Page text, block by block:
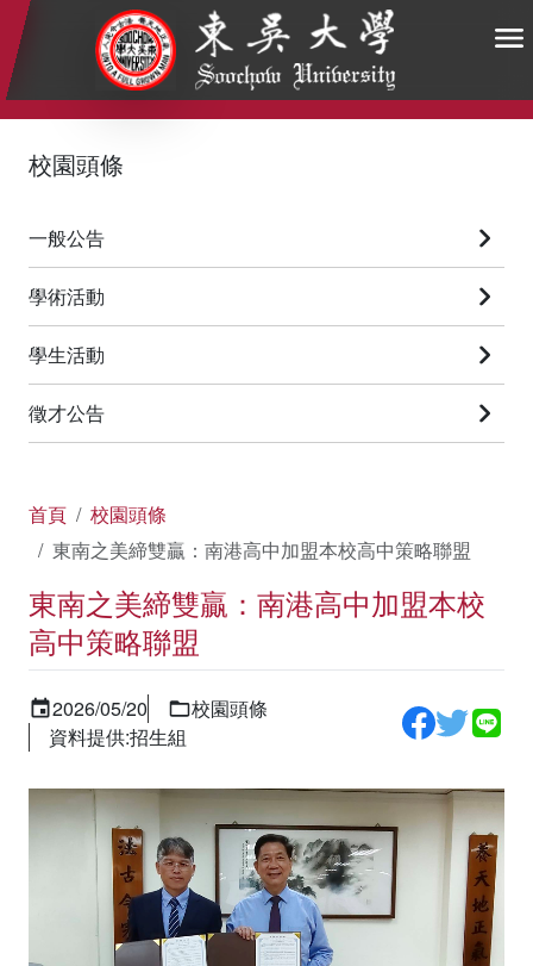
:::
校園頭條
一般公告
學術活動
學生活動
徵才公告
首頁
校園頭條
東南之美締雙贏：南港高中加盟本校高中策略聯盟
東南之美締雙贏：南港高中加盟本校
高中策略聯盟
2026/05/20
校園頭條
資料提供:招生組